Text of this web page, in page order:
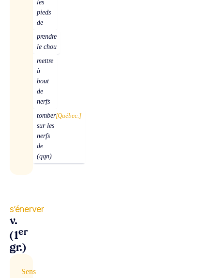
les
pieds
de
prendre
le chou
mettre
à
bout
de
nerfs
tomber
sur les
nerfs
de
(qqn)
[Québec.]
s’énerver
v.
(1er
gr.)
Sens